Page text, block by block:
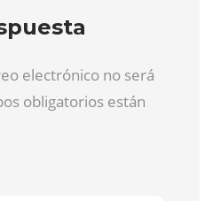
electrónico no será
obligatorios están